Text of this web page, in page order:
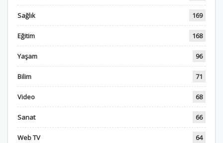
Sağlık 169
Eğitim 168
Yaşam 96
Bilim 71
Video 68
Sanat 66
Web TV 64